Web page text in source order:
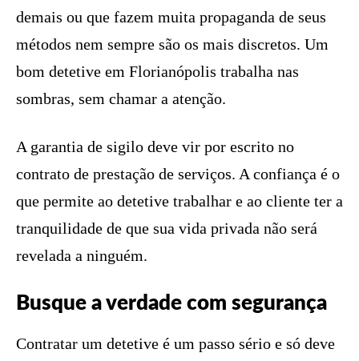
demais ou que fazem muita propaganda de seus
métodos nem sempre são os mais discretos. Um
bom detetive em Florianópolis trabalha nas
sombras, sem chamar a atenção.
A garantia de sigilo deve vir por escrito no
contrato de prestação de serviços. A confiança é o
que permite ao detetive trabalhar e ao cliente ter a
tranquilidade de que sua vida privada não será
revelada a ninguém.
Busque a verdade com segurança
Contratar um detetive é um passo sério e só deve